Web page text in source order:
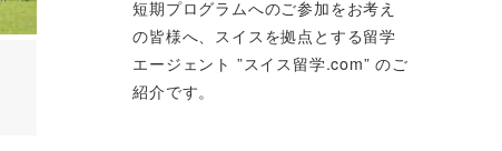
短期プログラムへのご参加をお考え
の皆様へ、スイスを拠点とする留学
エージェント ”スイス留学.com” のご
紹介です。